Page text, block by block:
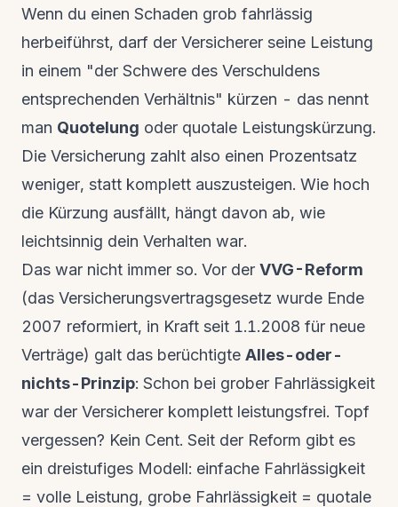
Wenn du einen Schaden grob fahrlässig
herbeiführst, darf der Versicherer seine Leistung
in einem "der Schwere des Verschuldens
entsprechenden Verhältnis" kürzen - das nennt
man Quotelung oder quotale Leistungskürzung.
Die Versicherung zahlt also einen Prozentsatz
weniger, statt komplett auszusteigen. Wie hoch
die Kürzung ausfällt, hängt davon ab, wie
leichtsinnig dein Verhalten war.
Das war nicht immer so. Vor der VVG-Reform
(das Versicherungsvertragsgesetz wurde Ende
2007 reformiert, in Kraft seit 1.1.2008 für neue
Verträge) galt das berüchtigte Alles-oder-
nichts-Prinzip: Schon bei grober Fahrlässigkeit
war der Versicherer komplett leistungsfrei. Topf
vergessen? Kein Cent. Seit der Reform gibt es
ein dreistufiges Modell: einfache Fahrlässigkeit
= volle Leistung, grobe Fahrlässigkeit = quotale